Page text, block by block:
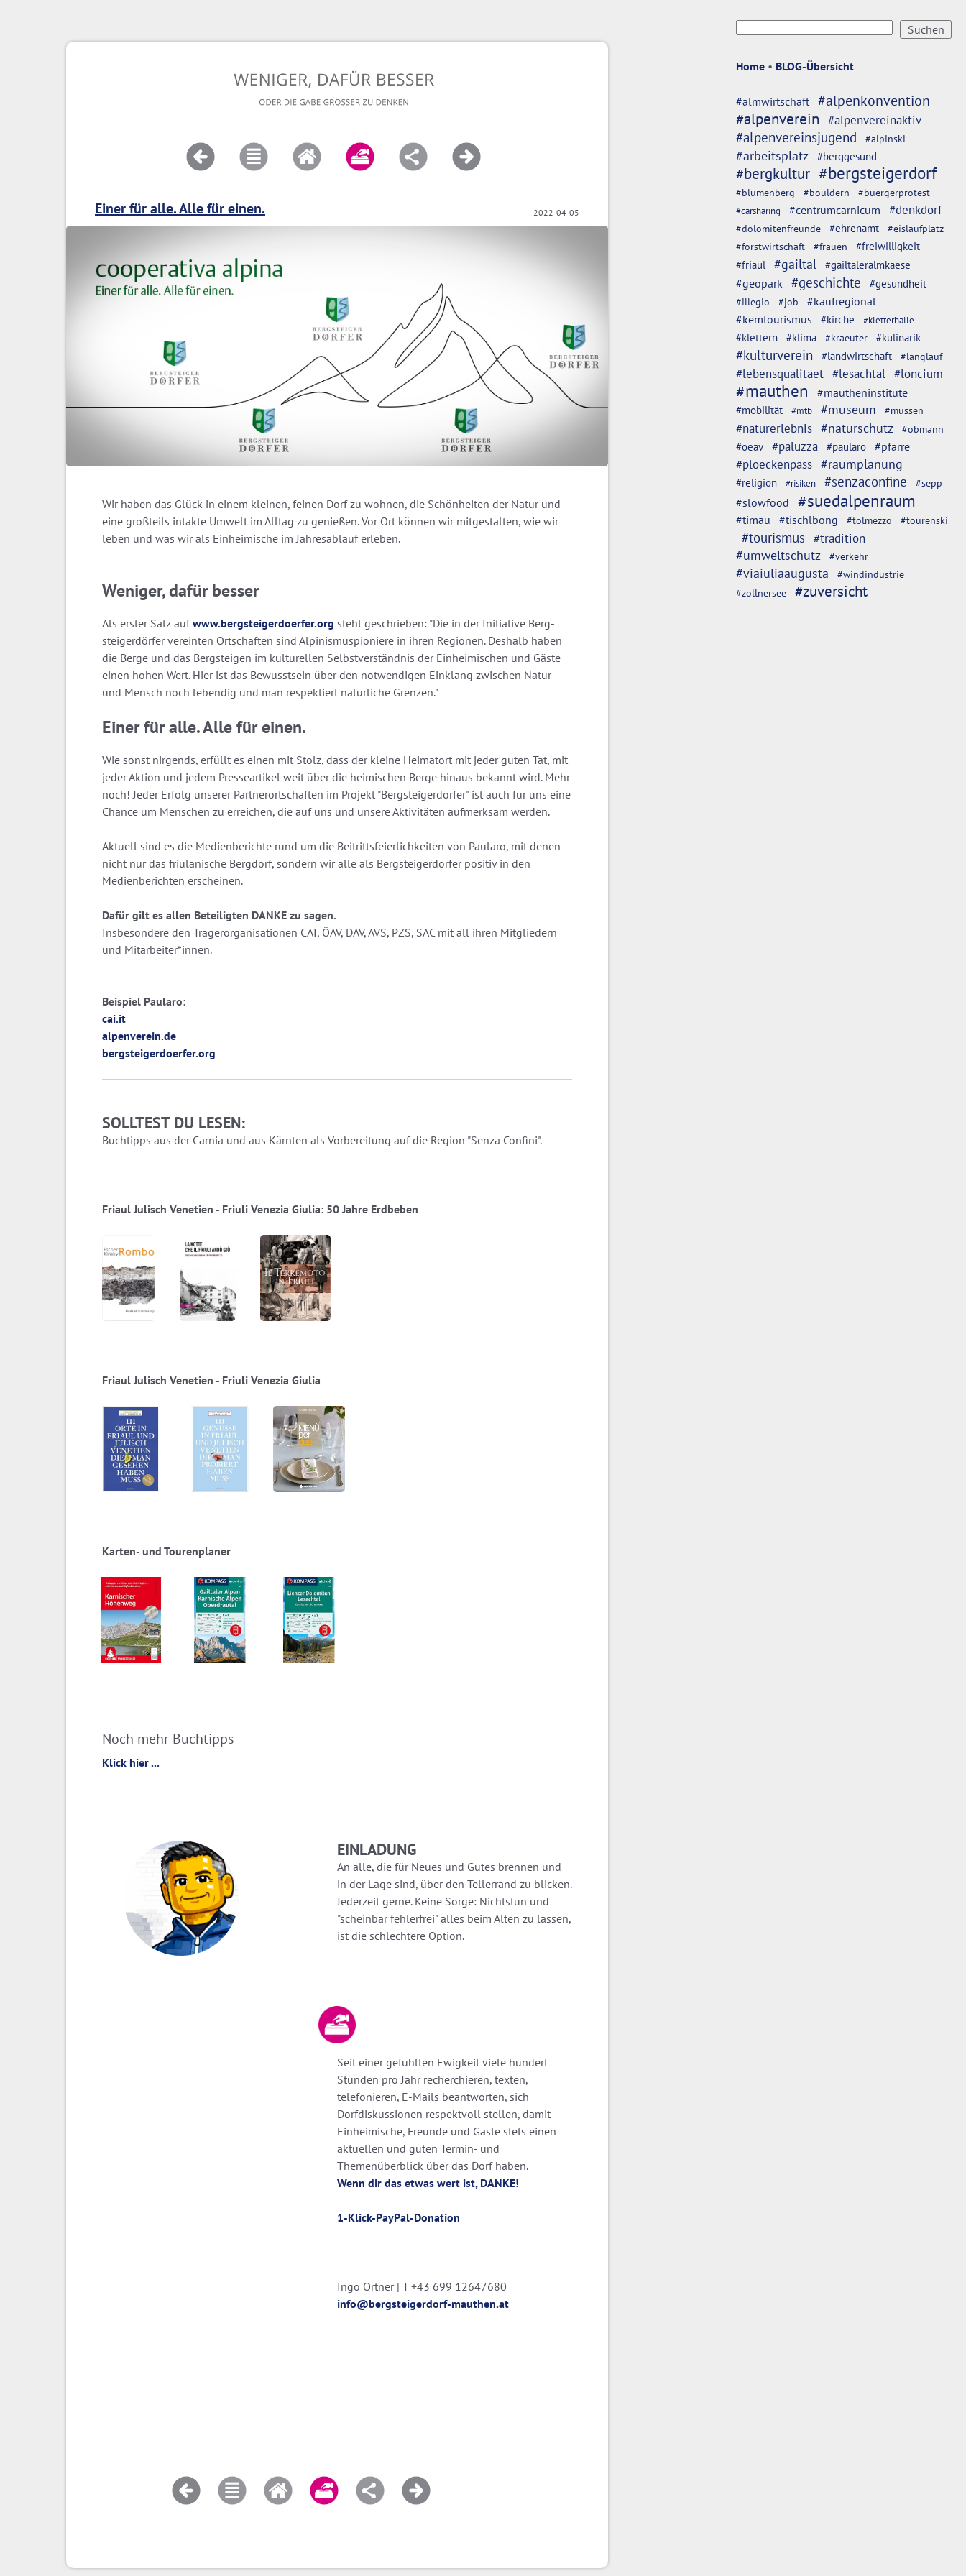
Home • BLOG-Übersicht
#almwirtschaft #alpenkonvention
#alpenverein #alpenvereinaktiv
#alpenvereinsjugend #alpinski
#arbeitsplatz #berggesund
#bergkultur #bergsteigerdorf
#blumenberg #bouldern
#buergerprotest
#carsharing
#centrumcarnicum #denkdorf
#dolomitenfreunde #ehrenamt
#eislaufplatz
#forstwirtschaft
#frauen
#freiwilligkeit
#friaul
#gailtal #gailtaleralmkaese
#geopark #geschichte #gesundheit
#illegio #job
#kaufregional
#kemtourismus
#kirche #kletterhalle
#klettern #klima #kraeuter #kulinarik
#kulturverein #landwirtschaft #langlauf
#lebensqualitaet #lesachtal #loncium
#mauthen #mautheninstitute
#mobilität #mtb #museum #mussen
#naturerlebnis #naturschutz #obmann
#oeav #paluzza #paularo #pfarre
#ploeckenpass #raumplanung
#religion #risiken #senzaconfine #sepp
#slowfood #suedalpenraum
#timau #tischlbong #tolmezzo #tourenski
#tourismus #tradition
#umweltschutz
#verkehr
#viaiuliaaugusta #windindustrie
#zollnersee #zuversicht
2022-04-05
Einer für alle. Alle für einen.
Wir haben das Glück in einem kleinen, feinen Dorf zu wohnen, die Schönheiten der Natur und
eine großteils intakte Umwelt im Alltag zu genießen. Vor Ort können wir mitgestalten, wie wir
leben und was wir als Einheimische im Jahresablauf erleben.
Weniger, dafür besser
Als erster Satz aufwww.bergsteigerdoerfer.org steht geschrieben: "Die in der Initiative Berg­
steiger­dörfer vereinten Ort­schaften sind Alpinismus­pioniere in ihren Regionen. Deshalb haben
die Berge und das Berg­steigen im kulturellen Selbst­verständnis der Ein­heimischen und Gäste
einen hohen Wert. Hier ist das Bewusst­sein über den not­­wendigen Ein­klang zwischen Natur
und Mensch noch lebendig und man respektiert natür­liche Grenzen."
Einer für alle. Alle für einen.
Wie sonst nirgends, erfüllt es einen mit Stolz, dass der kleine Heimatort mit jeder guten Tat, mit
jeder Aktion und jedem Presseartikel weit über die heimischen Berge hinaus bekannt wird. Mehr
noch! Jeder Erfolg unserer Partnerortschaften im Projekt "Bergsteigerdörfer" ist auch für uns eine
Chance um Menschen zu erreichen, die auf uns und unsere Aktivitäten aufmerksam werden.
Aktuell sind es die Medienberichte rund um die Beitrittsfeierlichkeiten von Paularo, mit denen
nicht nur das friulanische Bergdorf, sondern wir alle als Bergsteigerdörfer positiv in den
Medienberichten erscheinen.
Dafür gilt es allen Beteiligten DANKE zu sagen.
Insbesondere den Trägerorganisationen CAI, ÖAV, DAV, AVS, PZS, SAC mit all ihren Mitgliedern
und Mitarbeiter*innen.
Beispiel Paularo:
cai.it
alpenverein.de
bergsteigerdoerfer.org
SOLLTEST DU LESEN:
Buchtipps aus der Carnia und aus Kärnten als Vorbereitung auf die Region "Senza Confini".
Friaul Julisch Venetien - Friuli Venezia Giulia: 50 Jahre Erdbeben
Friaul Julisch Venetien - Friuli Venezia Giulia
Karten- und Tourenplaner
Noch mehr Buchtipps
Klick hier ...
EINLADUNG
An alle, die für Neues und Gutes brennen und
in der Lage sind, über den Tellerrand zu blicken.
Jederzeit gerne. Keine Sorge: Nichtstun und
"scheinbar fehlerfrei" alles beim Alten zu lassen,
ist die schlechtere Option.
Seit einer gefühlten Ewigkeit viele hundert
Stunden pro Jahr recherchieren, texten,
telefonieren, E-Mails beantworten, sich
Dorfdiskussionen respektvoll stellen, damit
Einheimische, Freunde und Gäste stets einen
aktuellen und guten Termin- und
Themenüberblick über das Dorf haben.
Wenn dir das etwas wert ist, DANKE!
1-Klick-PayPal-Donation
Ingo Ortner | T +43 699 12647680
info@bergsteigerdorf-mauthen.at